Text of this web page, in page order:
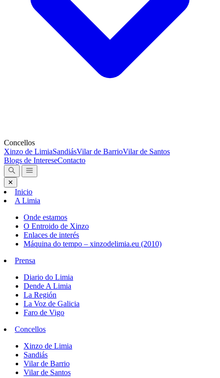
Concellos
Xinzo de LimiaSandiásVilar de BarrioVilar de Santos
Blogs de IntereseContacto
✕
Inicio
A Limia
Onde estamos
O Entroido de Xinzo
Enlaces de interés
Máquina do tempo – xinzodelimia.eu (2010)
Prensa
Diario do Limia
Dende A Limia
La Región
La Voz de Galicia
Faro de Vigo
Concellos
Xinzo de Limia
Sandiás
Vilar de Barrio
Vilar de Santos